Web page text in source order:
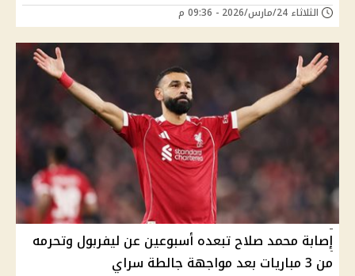
الثلاثاء 24/مارس/2026 - 09:36 م
إصابة محمد صلاح تبعده أسبوعين عن ليفربول وتحرمه
من 3 مباريات بعد مواجهة جالطة سراي